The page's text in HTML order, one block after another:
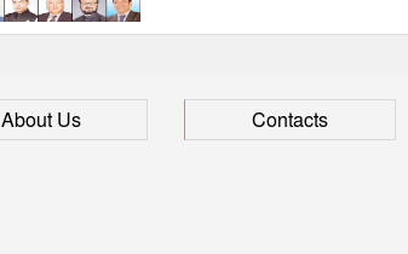
About Us Contacts